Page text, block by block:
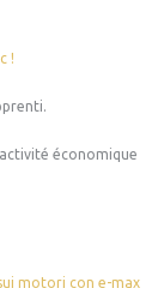
!
économique